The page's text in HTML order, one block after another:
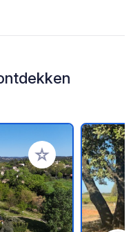
Voeg toe aan je